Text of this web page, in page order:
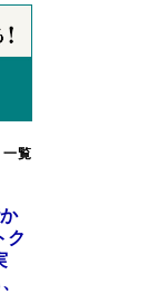
一覧
ク